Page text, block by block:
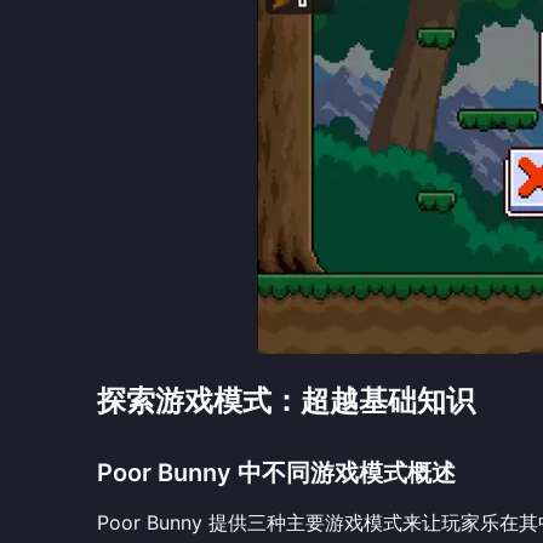
探索游戏模式：超越基础知识
Poor Bunny 中不同游戏模式概述
Poor Bunny 提供三种主要游戏模式来让玩家乐在其